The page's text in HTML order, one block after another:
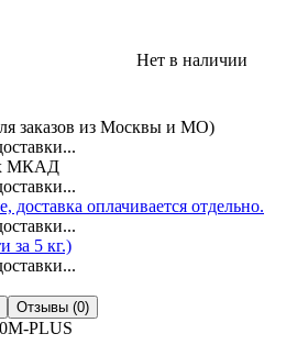
Нет в наличии
заказов из Москвы и МО)
МКАД
оплачивается отдельно.
за 5 кг.)
Отзывы (0)
PLUS